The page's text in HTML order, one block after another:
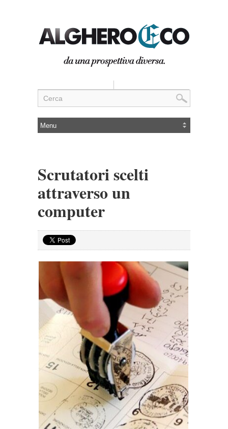
Scrutatori scelti
attraverso un
computer